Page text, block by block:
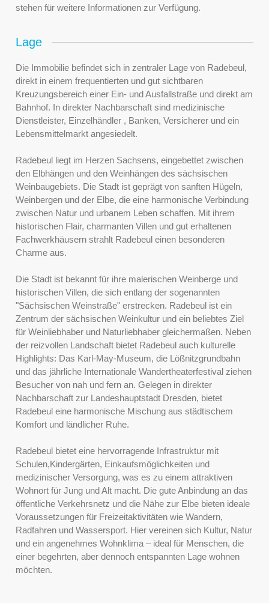
stehen für weitere Informationen zur Verfügung.
Lage
Die Immobilie befindet sich in zentraler Lage von Radebeul,
direkt in einem frequentierten und gut sichtbaren
Kreuzungsbereich einer Ein- und Ausfallstraße und direkt am
Bahnhof. In direkter Nachbarschaft sind medizinische
Dienstleister, Einzelhändler , Banken, Versicherer und ein
Lebensmittelmarkt angesiedelt.
Radebeul liegt im Herzen Sachsens, eingebettet zwischen
den Elbhängen und den Weinhängen des sächsischen
Weinbaugebiets. Die Stadt ist geprägt von sanften Hügeln,
Weinbergen und der Elbe, die eine harmonische Verbindung
zwischen Natur und urbanem Leben schaffen. Mit ihrem
historischen Flair, charmanten Villen und gut erhaltenen
Fachwerkhäusern strahlt Radebeul einen besonderen
Charme aus.
Die Stadt ist bekannt für ihre malerischen Weinberge und
historischen Villen, die sich entlang der sogenannten
"Sächsischen Weinstraße" erstrecken. Radebeul ist ein
Zentrum der sächsischen Weinkultur und ein beliebtes Ziel
für Weinliebhaber und Naturliebhaber gleichermaßen. Neben
der reizvollen Landschaft bietet Radebeul auch kulturelle
Highlights: Das Karl-May-Museum, die Lößnitzgrundbahn
und das jährliche Internationale Wandertheaterfestival ziehen
Besucher von nah und fern an. Gelegen in direkter
Nachbarschaft zur Landeshauptstadt Dresden, bietet
Radebeul eine harmonische Mischung aus städtischem
Komfort und ländlicher Ruhe.
Radebeul bietet eine hervorragende Infrastruktur mit
Schulen,Kindergärten, Einkaufsmöglichkeiten und
medizinischer Versorgung, was es zu einem attraktiven
Wohnort für Jung und Alt macht. Die gute Anbindung an das
öffentliche Verkehrsnetz und die Nähe zur Elbe bieten ideale
Voraussetzungen für Freizeitaktivitäten wie Wandern,
Radfahren und Wassersport. Hier vereinen sich Kultur, Natur
und ein angenehmes Wohnklima – ideal für Menschen, die
einer begehrten, aber dennoch entspannten Lage wohnen
möchten.